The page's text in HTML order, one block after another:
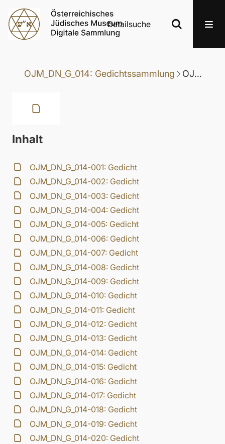
Detailsuche
OJM_DN_G_014: Gedichtssammlung OJM_DN_G_014-092: Gedicht
Inhalt
OJM_DN_G_014-001: Gedicht
OJM_DN_G_014-002: Gedicht
OJM_DN_G_014-003: Gedicht
OJM_DN_G_014-004: Gedicht
OJM_DN_G_014-005: Gedicht
OJM_DN_G_014-006: Gedicht
OJM_DN_G_014-007: Gedicht
OJM_DN_G_014-008: Gedicht
OJM_DN_G_014-009: Gedicht
OJM_DN_G_014-010: Gedicht
OJM_DN_G_014-011: Gedicht
OJM_DN_G_014-012: Gedicht
OJM_DN_G_014-013: Gedicht
OJM_DN_G_014-014: Gedicht
OJM_DN_G_014-015: Gedicht
OJM_DN_G_014-016: Gedicht
OJM_DN_G_014-017: Gedicht
OJM_DN_G_014-018: Gedicht
OJM_DN_G_014-019: Gedicht
OJM_DN_G_014-020: Gedicht